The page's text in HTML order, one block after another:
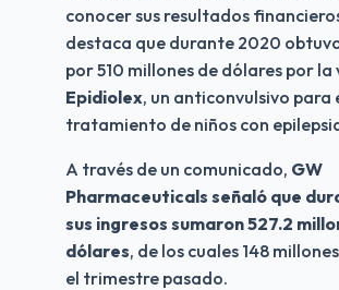
conocer sus resultados
destaca que durante 2020
Epidiolex, un anticonvulsivo para
tratamiento de niños con
A través de un comunicado, GW
Pharmaceuticals señaló que
sus ingresos sumaron 527.2
dólares, de los cuales 148
el trimestre pasado.